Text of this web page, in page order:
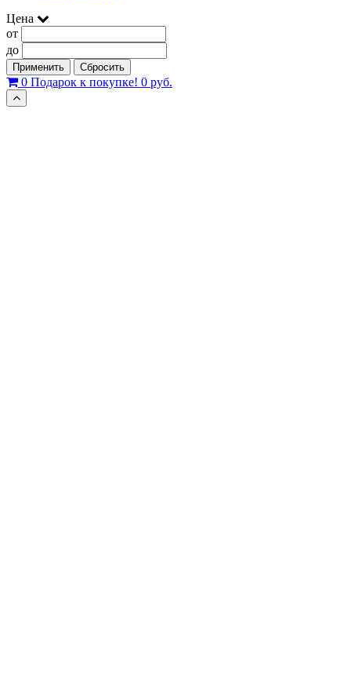
Цена
от
до
Применить Сбросить
0 Подарок к покупке! 0 руб.